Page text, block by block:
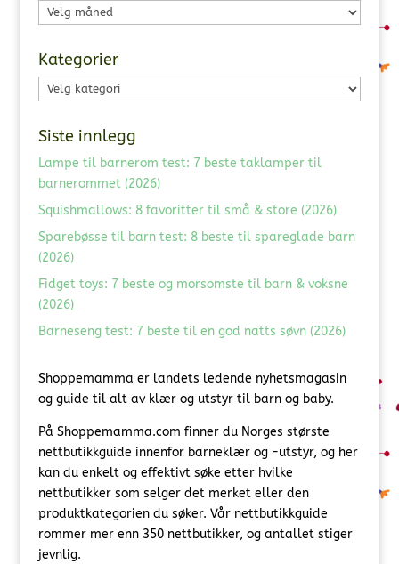
Arkiv
Kategorier
Kategorier
Siste innlegg
Lampe til barnerom test: 7 beste taklamper til
barnerommet (2026)
Squishmallows: 8 favoritter til små & store (2026)
Sparebøsse til barn test: 8 beste til spareglade barn
(2026)
Fidget toys: 7 beste og morsomste til barn & voksne
(2026)
Barneseng test: 7 beste til en god natts søvn (2026)
Shoppemamma er landets ledende nyhetsmagasin
og guide til alt av klær og utstyr til barn og baby.
På Shoppemamma.com finner du Norges største
nettbutikkguide innenfor barneklær og -utstyr, og her
kan du enkelt og effektivt søke etter hvilke
nettbutikker som selger det merket eller den
produktkategorien du søker. Vår nettbutikkguide
rommer mer enn 350 nettbutikker, og antallet stiger
jevnlig.